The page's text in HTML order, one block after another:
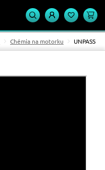
Chémia na motorku UNPASS